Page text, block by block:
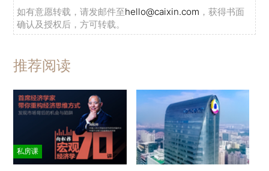
如有意愿转载，请发邮件至hello@caixin.com ，获得书面
确认及授权后，方可转载。
推荐阅读
私房课